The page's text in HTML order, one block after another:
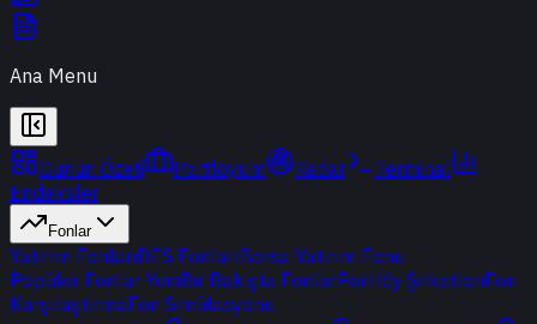
Ana Menu
Günün Özeti Portföyüm Radar
Terminal
Endeksler
Fonlar
Yatırım FonlarıBES FonlarıBorsa Yatırım Fonu
Popüler Fonlar YeniBir Bakışta FonlarPortföy ŞirketleriFon
KarşılaştırmaFon Simülasyonu